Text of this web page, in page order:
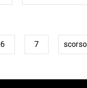
6 7 scorso